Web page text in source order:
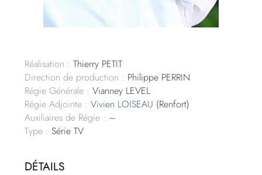
Réalisation : Thierry PETIT
Direction de production : Philippe PERRIN
Régie Générale : Vianney LEVEL
Régie Adjointe : Vivien LOISEAU (Renfort)
Auxiliaires de Régie : –
Type : Série TV
DÉTAILS